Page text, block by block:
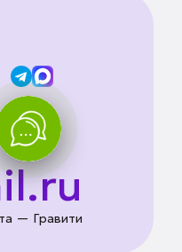
— Гравити